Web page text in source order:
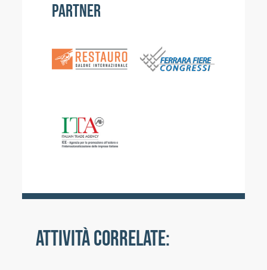
PARTNER
ATTIVITÀ CORRELATE: